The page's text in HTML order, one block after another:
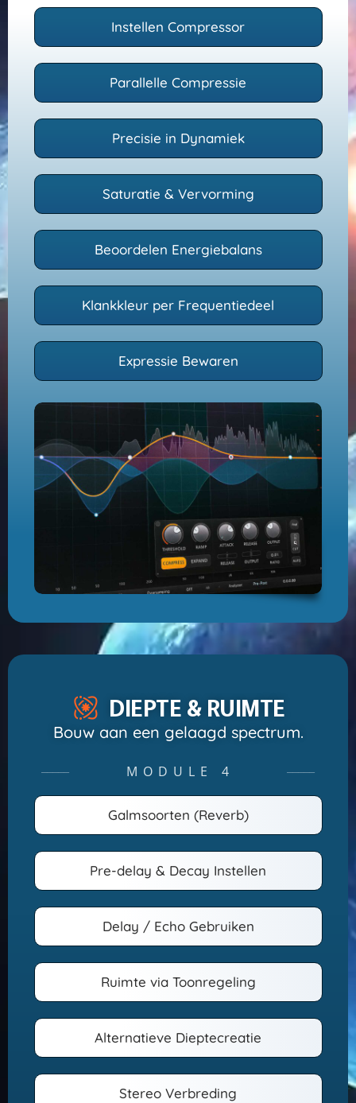
Instellen Compressor
Parallelle Compressie
Precisie in Dynamiek
Saturatie & Vervorming
Beoordelen Energiebalans
Klankkleur per Frequentiedeel
Expressie Bewaren
DIEPTE & RUIMTE
Bouw aan een gelaagd spectrum.
───── MODULE 4 ─────
Galmsoorten (Reverb)
Pre-delay & Decay Instellen
Delay / Echo Gebruiken
Ruimte via Toonregeling
Alternatieve Dieptecreatie
Stereo Verbreding